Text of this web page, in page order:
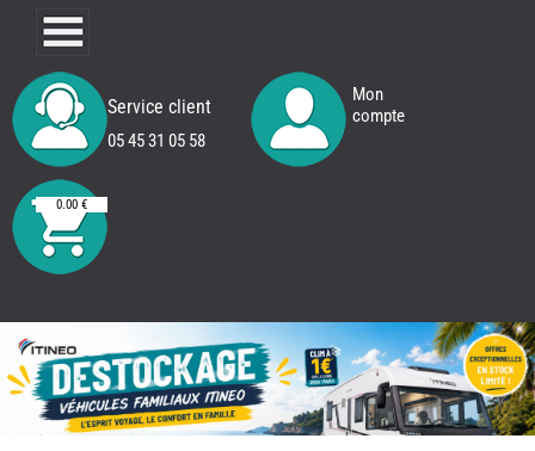
Service client
05 45 31 05 58
Mon
compte
0.00 €